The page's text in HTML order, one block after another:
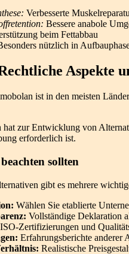
Verbesserte
Bessere anabole
beim Fettabbau
nützlich in
Aspekte
ist in den meisten
hat zur Entwicklung von
erforderlich ist.
sollten
gibt es mehrere
Wählen Sie etablierte
Vollständige Deklaration
ISO-Zertifizierungen und
Erfahrungsberichte anderer
Realistische